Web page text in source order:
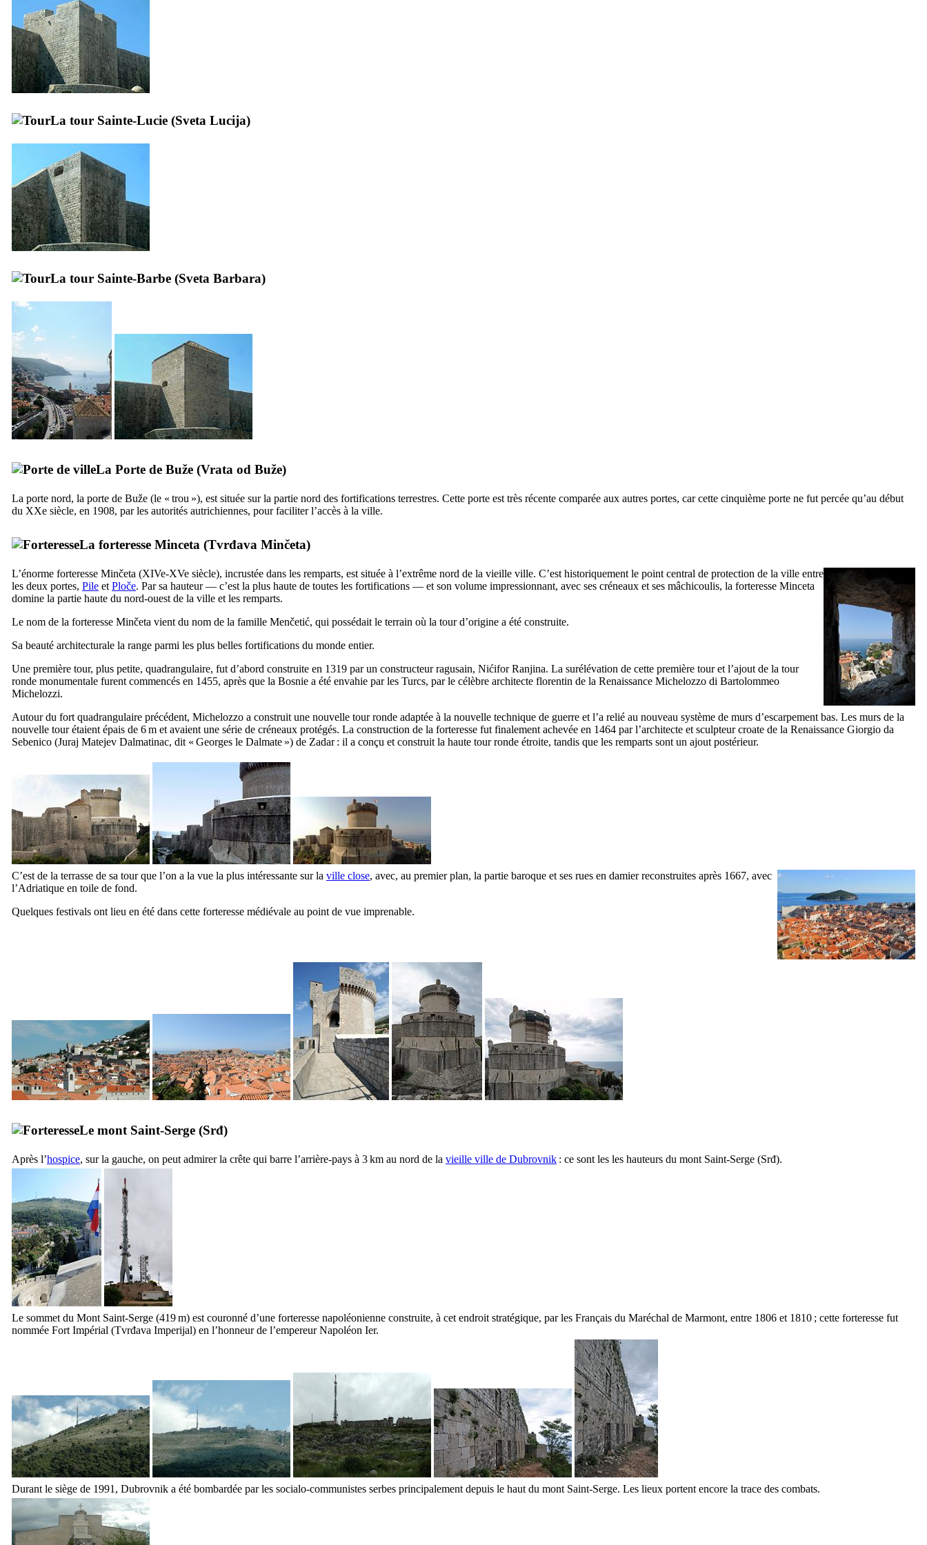
La tour Sainte-Lucie (Sveta Lucija)
La tour Sainte-Barbe (Sveta Barbara)
La Porte de Buže (Vrata od Buže)
La porte nord, la porte de Buže (le « trou »), est située sur la partie nord des fortifications terrestres. Cette porte est très récente comparée aux autres portes, car cette cinquième porte ne fut percée qu’au début
du XXe siècle, en 1908, par les autorités autrichiennes, pour faciliter l’accès à la ville.
La forteresse Minceta (Tvrđava Minčeta)
L’énorme forteresse Minčeta (XIVe-XVe siècle), incrustée dans les remparts, est située à l’extrême nord de la vieille ville. C’est historiquement le point central de protection de la ville entre
les deux portes, Pile et Ploče. Par sa hauteur ― c’est la plus haute de toutes les fortifications ― et son volume impressionnant, avec ses créneaux et ses mâchicoulis, la forteresse Minceta
domine la partie haute du nord-ouest de la ville et les remparts.
Le nom de la forteresse Minčeta vient du nom de la famille Menčetić, qui possédait le terrain où la tour d’origine a été construite.
Sa beauté architecturale la range parmi les plus belles fortifications du monde entier.
Une première tour, plus petite, quadrangulaire, fut d’abord construite en 1319 par un constructeur ragusain, Nićifor Ranjina. La surélévation de cette première tour et l’ajout de la tour
ronde monumentale furent commencés en 1455, après que la Bosnie a été envahie par les Turcs, par le célèbre architecte florentin de la Renaissance Michelozzo di Bartolommeo
Michelozzi.
Autour du fort quadrangulaire précédent, Michelozzo a construit une nouvelle tour ronde adaptée à la nouvelle technique de guerre et l’a relié au nouveau système de murs d’escarpement bas. Les murs de la
nouvelle tour étaient épais de 6 m et avaient une série de créneaux protégés. La construction de la forteresse fut finalement achevée en 1464 par l’architecte et sculpteur croate de la Renaissance Giorgio da
Sebenico (Juraj Matejev Dalmatinac, dit « Georges le Dalmate ») de Zadar: il a conçu et construit la haute tour ronde étroite, tandis que les remparts sont un ajout postérieur.
C’est de la terrasse de sa tour que l’on a la vue la plus intéressante sur la ville close, avec, au premier plan, la partie baroque et ses rues en damier reconstruites après 1667, avec
l’Adriatique en toile de fond.
Quelques festivals ont lieu en été dans cette forteresse médiévale au point de vue imprenable.
Le mont Saint-Serge (Srđ)
Après l’hospice, sur la gauche, on peut admirer la crête qui barre l’arrière-pays à 3 km au nord de la vieille ville de Dubrovnik : ce sont les les hauteurs du mont Saint-Serge (Srđ).
Le sommet du Mont Saint-Serge (419 m) est couronné d’une forteresse napoléonienne construite, à cet endroit stratégique, par les Français du Maréchal de Marmont, entre 1806 et 1810 ; cette forteresse fut
nommée Fort Impérial (Tvrđava Imperijal) en l’honneur de l’empereur Napoléon Ier.
Durant le siège de 1991, Dubrovnik a été bombardée par les socialo-communistes serbes principalement depuis le haut du mont Saint-Serge. Les lieux portent encore la trace des combats.